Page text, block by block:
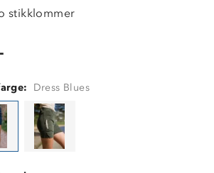
stikklommer
Dress Blues